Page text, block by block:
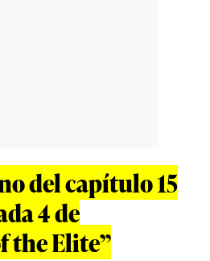
del capítulo 15
4 de
the Elite”